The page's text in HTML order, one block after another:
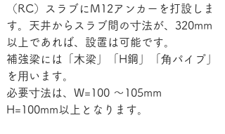
（RC）スラブにM12アンカーを打設しま
す。天井からスラブ間の⼨法が、320mm
以上であれば、設置は可能です。
補強梁には「⽊梁」「H鋼」「⾓パイプ」
を⽤います。
必要⼨法は、W=100 〜105mm
H=100mm以上となります。